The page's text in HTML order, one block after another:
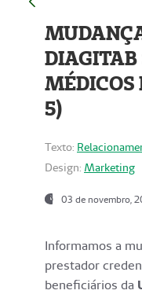
DIAGITAB
5)
Texto:
Design: Marketing
03 de novembro,
Informamos a
prestador
beneficiários da